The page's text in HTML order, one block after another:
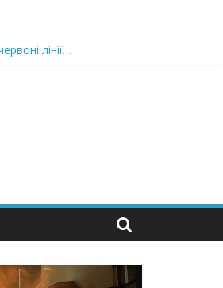
лінії…
будь-яку людину і…”